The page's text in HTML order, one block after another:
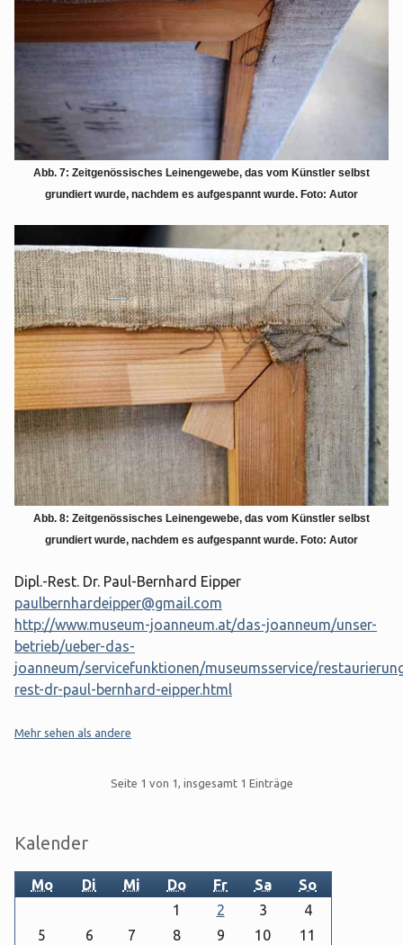
Abb. 7: Zeitgenössisches Leinengewebe, das vom Künstler selbst
grundiert wurde, nachdem es aufgespannt wurde. Foto: Autor
Abb. 8: Zeitgenössisches Leinengewebe, das vom Künstler selbst
grundiert wurde, nachdem es aufgespannt wurde. Foto: Autor
Dipl.-Rest. Dr. Paul-Bernhard Eipper
paulbernhardeipper@gmail.com
http://www.museum-joanneum.at/das-joanneum/unser-
betrieb/ueber-das-
joanneum/servicefunktionen/museumsservice/
rest-dr-paul-bernhard-eipper.html
Kategorien:
Mehr sehen als andere
Seite 1 von 1, insgesamt 1 Einträge
Seitenleiste
Kalender
Mo Di Mi Do Fr Sa So
1 2 3
4
5
6 7 8 9 10
11